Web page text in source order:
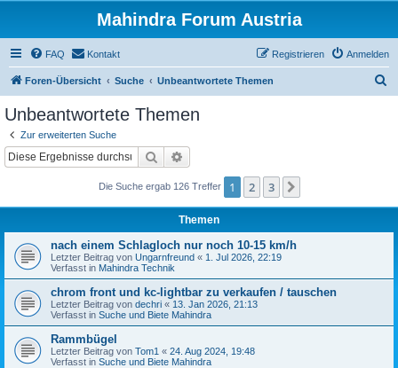
Mahindra Forum Austria
FAQ Kontakt Anmelden
Registrieren
Foren-Übersicht Suche Unbeantwortete Themen
Unbeantwortete Themen
Zur erweiterten Suche
Suche
Die Suche ergab 126 Treffer 1 2 3
Themen
nach einem Schlagloch nur noch 10-15 km/h
Letzter Beitrag von Ungarnfreund « 1. Jul 2026, 22:19
Verfasst in Mahindra Technik
chrom front und kc-lightbar zu verkaufen / tauschen
Letzter Beitrag von dechri « 13. Jan 2026, 21:13
Verfasst in Suche und Biete Mahindra
Rammbügel
Letzter Beitrag von Tom1 « 24. Aug 2024, 19:48
Verfasst in Suche und Biete Mahindra